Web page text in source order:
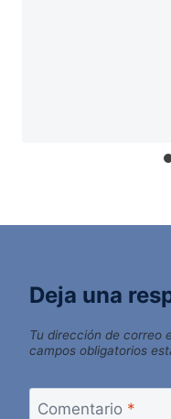
Deja una
Tu dirección de correo
campos obligatorios
Comentario *